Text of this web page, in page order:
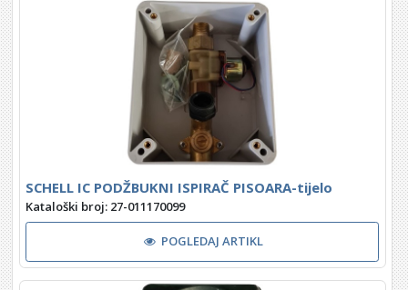
SCHELL IC PODŽBUKNI ISPIRAČ PISOARA-tijelo
Kataloški broj: 27-011170099
POGLEDAJ ARTIKL